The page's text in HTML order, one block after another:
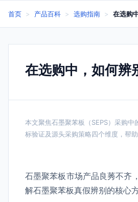
首页 > 产品百科 > 选购指南 > 在选购
在选购中，如何辨
本文聚焦石墨聚苯板（SEPS）采购
标验证及源头采购策略四个维度，帮
石墨聚苯板市场产品良莠不齐
解石墨聚苯板真假辨别的核心方